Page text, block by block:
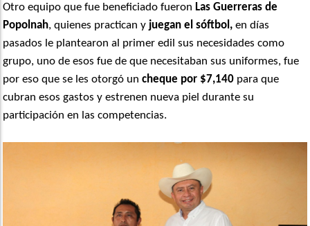
Otro equipo que fue beneficiado fueron Las Guerreras de
Popolnah, quienes practican y juegan el sóftbol, en días
pasados le plantearon al primer edil sus necesidades como
grupo, uno de esos fue de que necesitaban sus uniformes, fue
por eso que se les otorgó un cheque por $7,140 para que
cubran esos gastos y estrenen nueva piel durante su
participación en las competencias.